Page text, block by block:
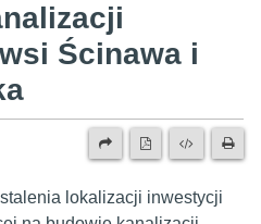
Ścinawa i
lokalizacji inwestycji